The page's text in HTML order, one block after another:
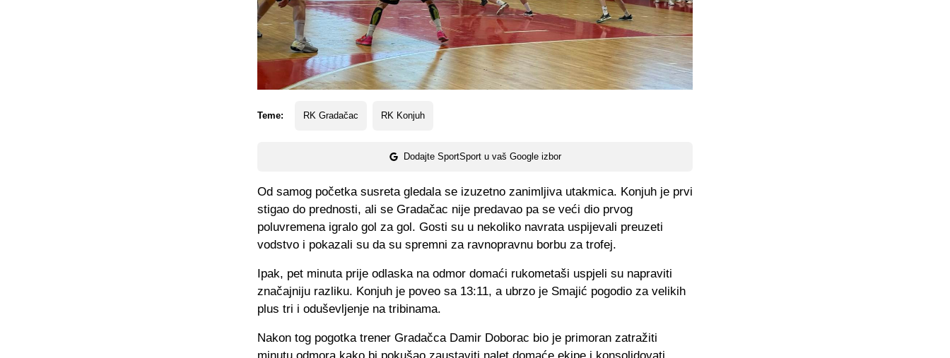
Teme: RK Gradačac RK Konjuh
Dodajte SportSport u vaš Google izbor
Od samog početka susreta gledala se izuzetno zanimljiva utakmica. Konjuh je prvi
stigao do prednosti, ali se Gradačac nije predavao pa se veći dio prvog
poluvremena igralo gol za gol. Gosti su u nekoliko navrata uspijevali preuzeti
vodstvo i pokazali su da su spremni za ravnopravnu borbu za trofej.
Ipak, pet minuta prije odlaska na odmor domaći rukometaši uspjeli su napraviti
značajniju razliku. Konjuh je poveo sa 13:11, a ubrzo je Smajić pogodio za velikih
plus tri i oduševljenje na tribinama.
Nakon tog pogotka trener Gradačca Damir Doborac bio je primoran zatražiti
minutu odmora kako bi pokušao zaustaviti nalet domaće ekipe i konsolidovati